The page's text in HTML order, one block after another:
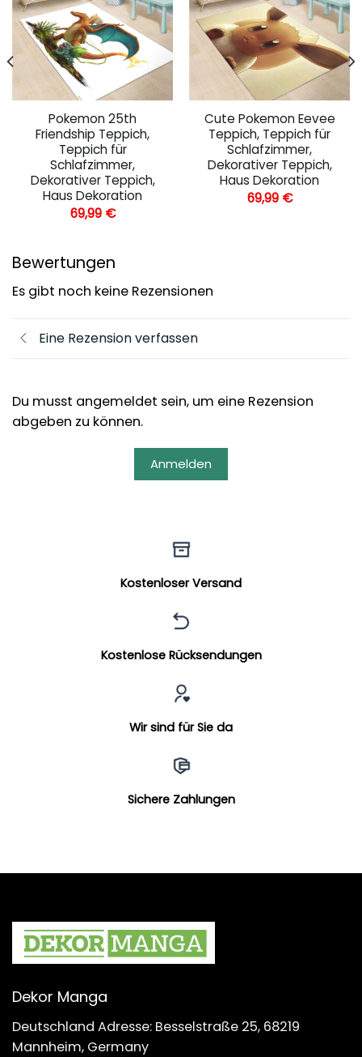
Pokemon 25th
Friendship Teppich,
Teppich für
Schlafzimmer,
Dekorativer Teppich,
Haus Dekoration
69,99 €
Cute Pokemon Eevee
Teppich, Teppich für
Schlafzimmer,
Dekorativer Teppich,
Haus Dekoration
69,99 €
Bewertungen
Es gibt noch keine Rezensionen
Eine Rezension verfassen
Du musst angemeldet sein, um eine Rezension
abgeben zu können.
Anmelden
Kostenloser Versand
Kostenlose Rücksendungen
Wir sind für Sie da
Sichere Zahlungen
Dekor Manga
Deutschland Adresse: Besselstraße 25, 68219
Mannheim, Germany